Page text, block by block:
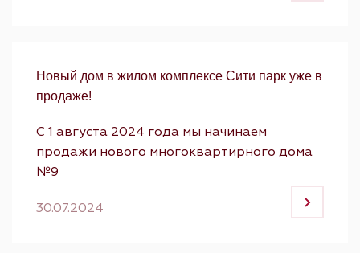
Новый дом в жилом комплексе Сити парк уже в
продаже!
С 1 августа 2024 года мы начинаем
продажи нового многоквартирного дома
№9
30.07.2024